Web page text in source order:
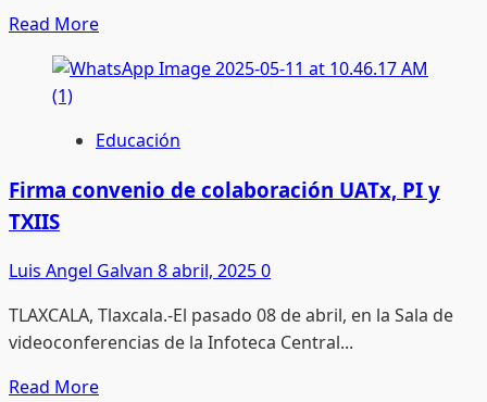
Read MoreRead
about
registro
personas
suelo
Educación
Firma convenio de colaboración UATx, PI y
TXIIS
Luis Angel Galvan 8 abril, 20250
TLAXCALA, Tlaxcala.-El pasado 08 de abril, en la Sala de
videoconferencias de la Infoteca Central...
Read MoreRead